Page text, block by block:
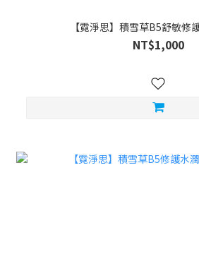
【霓淨思】積雪草B5舒敏修
NT$1,000